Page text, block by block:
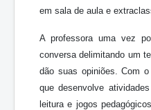
em sala de aula e
A professora uma vez
conversa delimitando um
dão suas opiniões. Com
que desenvolve
leitura e jogos